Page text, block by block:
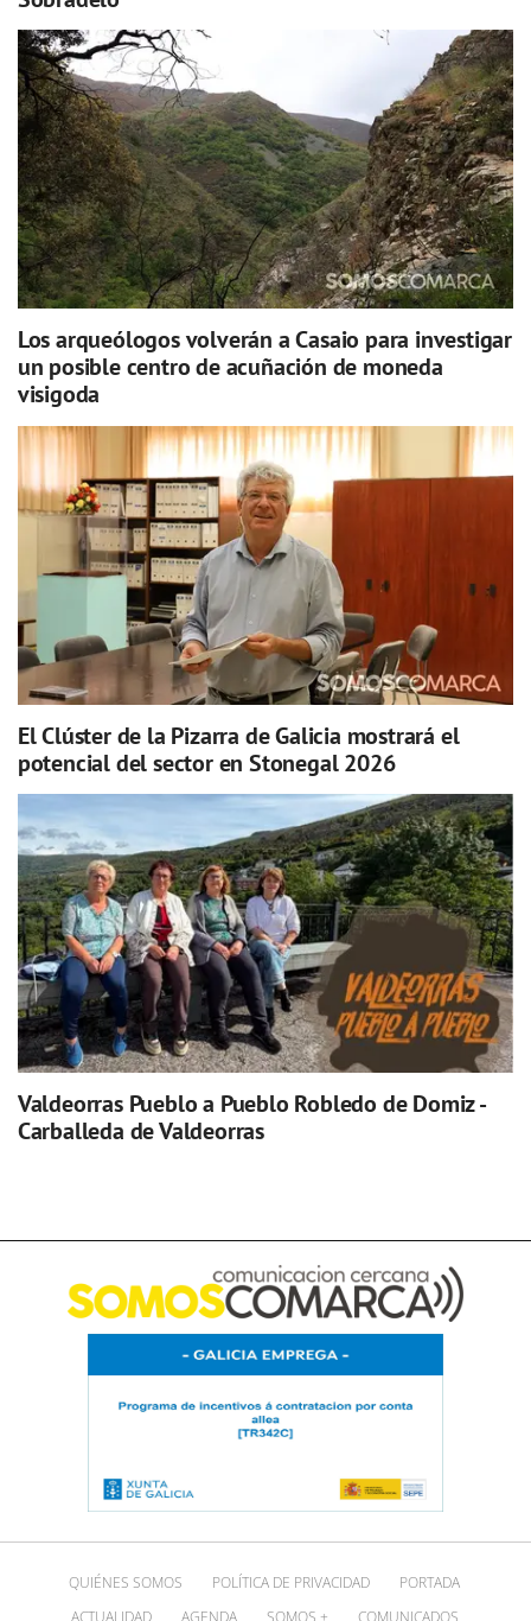
Los arqueólogos volverán a Casaio para investigar
un posible centro de acuñación de moneda
visigoda
El Clúster de la Pizarra de Galicia mostrará el
potencial del sector en Stonegal 2026
Valdeorras Pueblo a Pueblo Robledo de Domiz -
Carballeda de Valdeorras
QUIÉNES SOMOS POLÍTICA DE PRIVACIDAD
PORTADA